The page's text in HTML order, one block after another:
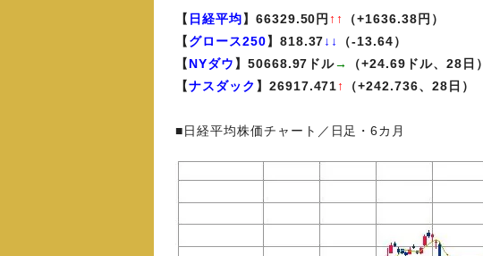
【 日経平均】66329.50円 ↑↑
（+1636.38円）
【グロース250】818.37↓↓
（-13.64）
【NYダウ 】50668.97ドル→
（+24.69ドル、28日）
【ナスダック 】26917.471↑ （+242.736、28日）
■日経平均株価チャート／日足・6カ月